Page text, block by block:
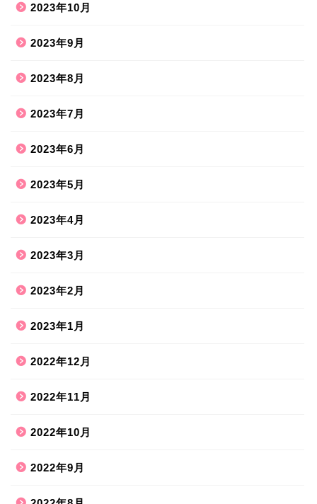
2023年10月
2023年9月
2023年8月
2023年7月
2023年6月
2023年5月
2023年4月
2023年3月
2023年2月
2023年1月
2022年12月
2022年11月
2022年10月
2022年9月